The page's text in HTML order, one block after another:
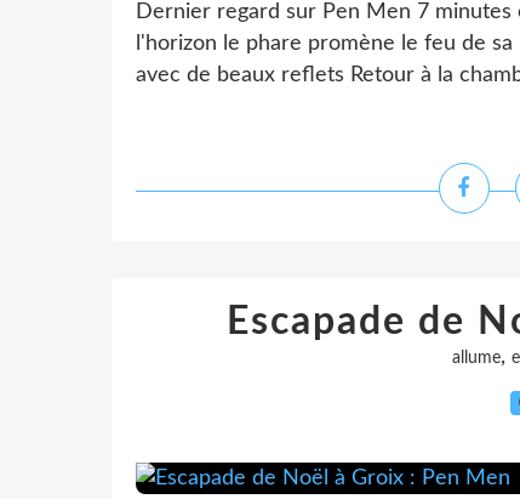
Dernier regard sur Pen Men 7
l'horizon le phare promène le feu de
avec de beaux reflets Retour à la
Escapade de
allume,